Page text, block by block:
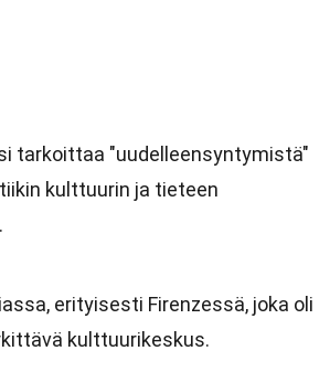
tarkoittaa "uudelleensyntymistä"
kulttuurin ja tieteen
erityisesti Firenzessä, joka oli
kulttuurikeskus.